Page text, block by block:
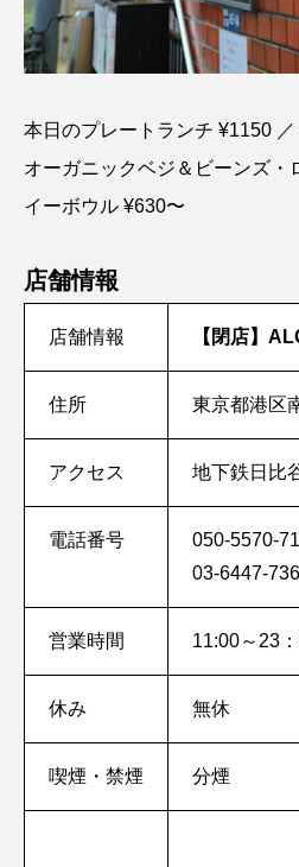
本日のプレートランチ ¥1150
オーガニックベジ＆ビーンズ・
イーボウル ¥630〜
店舗情報
店舗情報 【閉店】
住所 東京都港区
アクセス 地下鉄日比
電話番号
050-5570-
03-6447-
営業時間 11:00～23
休み 無休
喫煙・禁煙 分煙